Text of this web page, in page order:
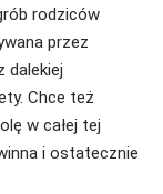
rodziców
przez
dalekiej
Chce też
w całej tej
i ostatecznie